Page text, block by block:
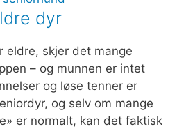
dyr
eldre, skjer det mange
– og munnen er intet
og løse tenner er
og selv om mange
er normalt, kan det faktisk